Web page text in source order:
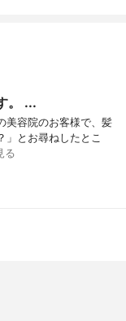
。 ...
美容院のお客様で、髪
」とお尋ねしたとこ
る